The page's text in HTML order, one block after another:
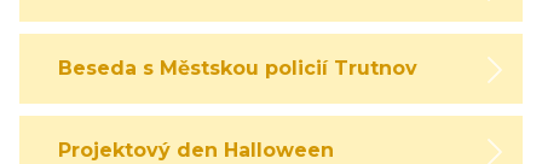
Beseda s Městskou policií Trutnov
Projektový den Halloween